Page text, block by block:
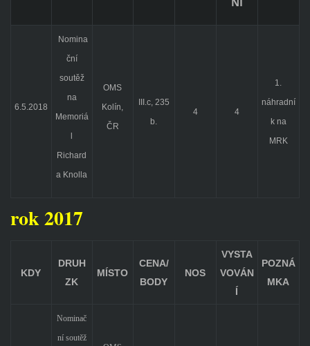
6.5.2018
Nomina
ční
soutěž
na
Memoriá
Richard
a Knolla
OMS
Kolín,
ČR
III.c, 235
b.
4 4
1.
náhradní
k na
MRK
rok 2017
KDY
DRUH
ZK
MÍSTO
CENA/
BODY
NOS
VYSTA
VOVÁN
Í
POZNÁ
MKA
Nominač
ní soutěž